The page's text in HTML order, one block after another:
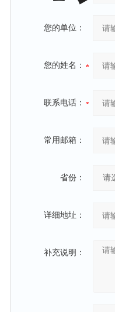
您的单位：
您的姓名：
联系电话：
常用邮箱：
省份：
详细地址：
补充说明：